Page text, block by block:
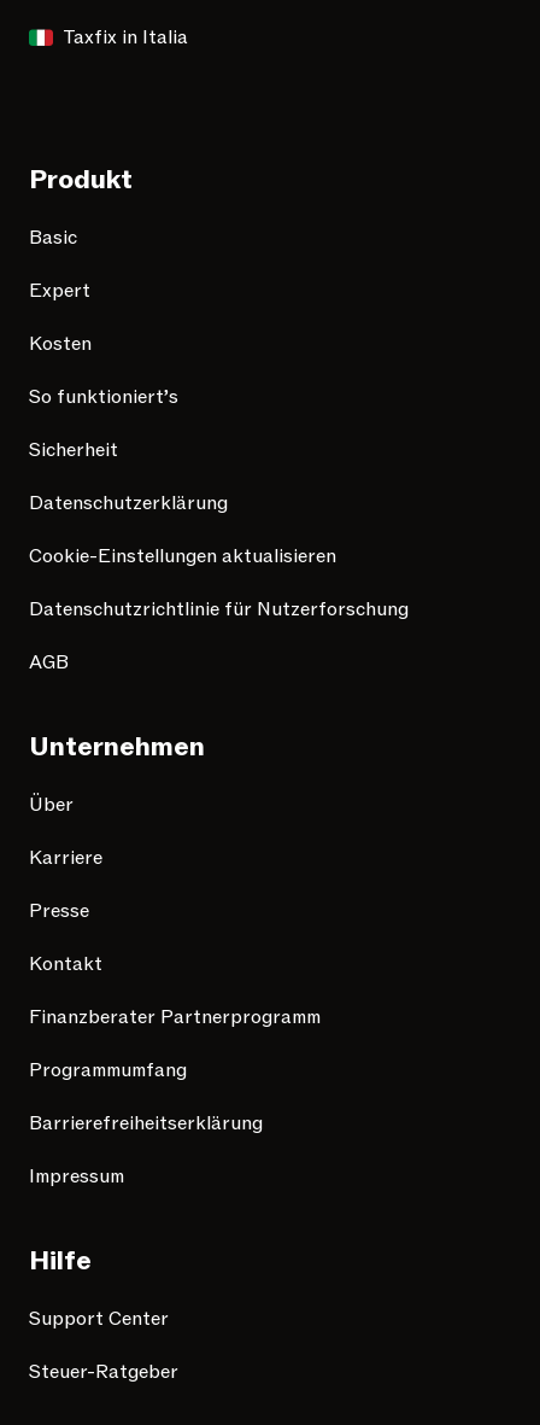
Taxfix in Italia
Produkt
Basic
Expert
Kosten
So funktioniert’s
Sicherheit
Datenschutzerklärung
Cookie-Einstellungen aktualisieren
Datenschutzrichtlinie für Nutzerforschung
AGB
Unternehmen
Über
Karriere
Presse
Kontakt
Finanzberater Partnerprogramm
Programmumfang
Barrierefreiheitserklärung
Impressum
Hilfe
Support Center
Steuer-Ratgeber